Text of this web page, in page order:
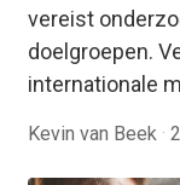
vereist
doelgroepen.
internationale
Kevin van Beek ·